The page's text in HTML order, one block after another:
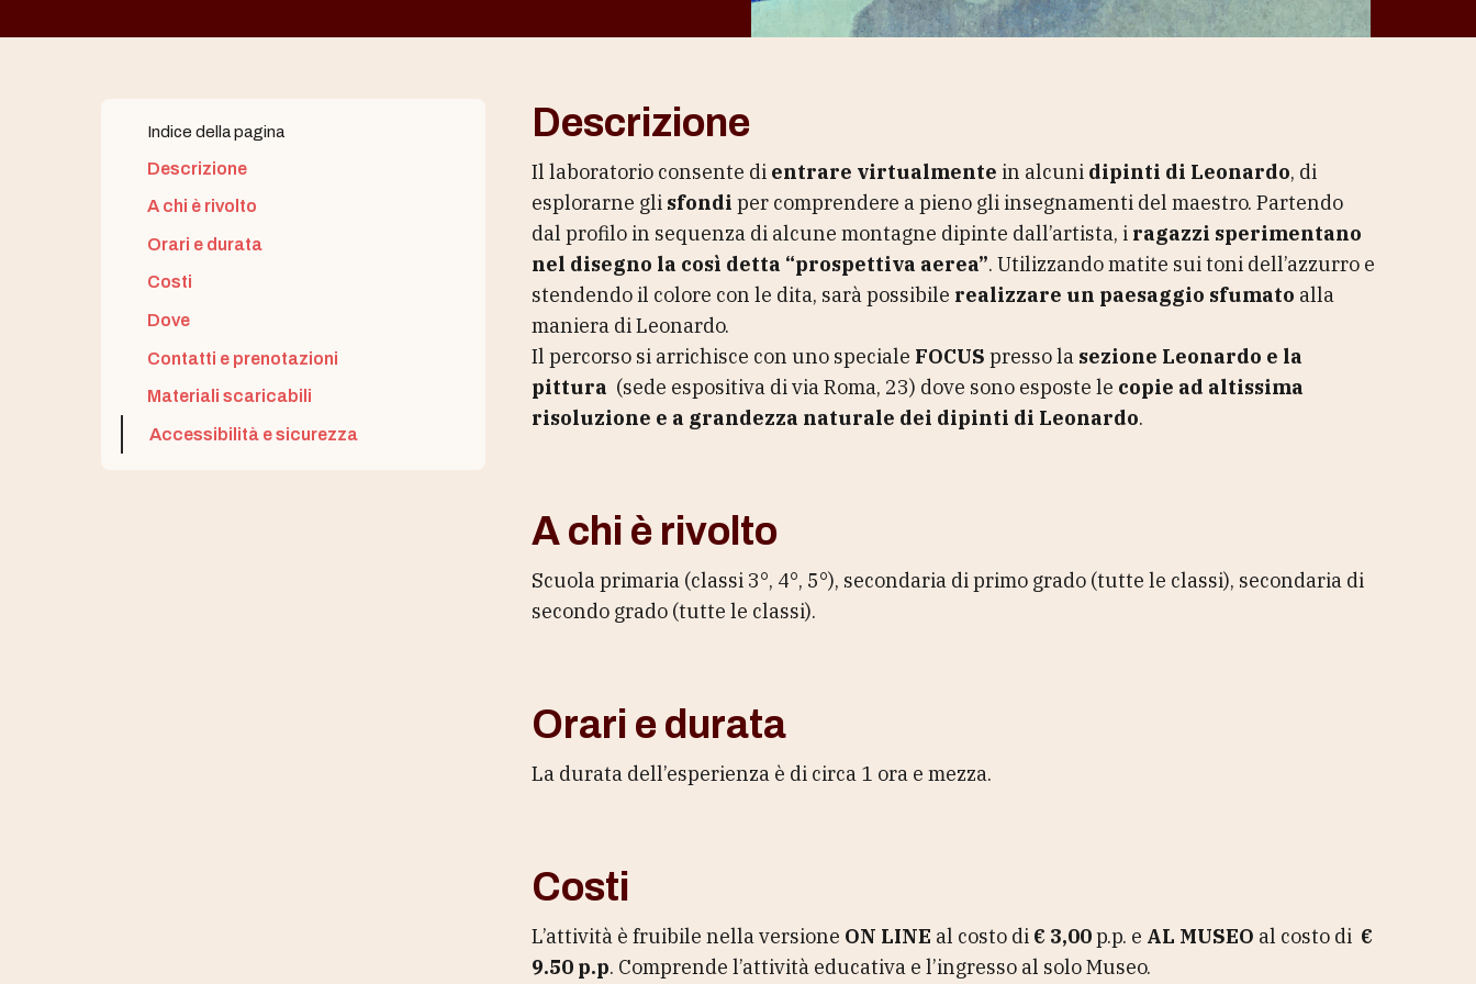
Indice della pagina
Descrizione
A chi è rivolto
Orari e durata
Costi
Dove
Contatti e prenotazioni
Materiali scaricabili
Accessibilità e sicurezza
Descrizione
Il laboratorio consente di entrare virtualmente in alcuni dipinti di Leonardo, di
esplorarne gli sfondi per comprendere a pieno gli insegnamenti del maestro. Partendo
dal profilo in sequenza di alcune montagne dipinte dall’artista, i ragazzi sperimentano
nel disegno la così detta “prospettiva aerea”. Utilizzando matite sui toni dell’azzurro e
stendendo il colore con le dita, sarà possibile realizzare un paesaggio sfumato alla
maniera di Leonardo.
Il percorso si arrichisce con uno speciale FOCUS presso la sezione Leonardo e la
pittura (sede espositiva di via Roma, 23) dove sono esposte le copie ad altissima
risoluzione e a grandezza naturale dei dipinti di Leonardo.
A chi è rivolto
Scuola primaria (classi 3°, 4°, 5°), secondaria di primo grado (tutte le classi), secondaria di
secondo grado (tutte le classi).
Orari e durata
La durata dell’esperienza è di circa 1 ora e mezza.
Costi
L’attività è fruibile nella versione ON LINE al costo di € 3,00p.p. e AL MUSEO al costo di €
9.50 p.p. Comprende l’attività educativa e l’ingresso al solo Museo.